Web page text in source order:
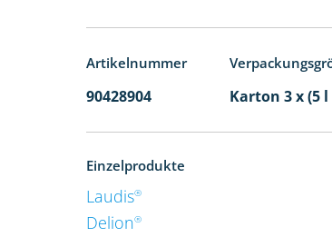
Artikelnummer
90428904 Karton 3 x (5
Einzelprodukte
Laudis®
Delion®